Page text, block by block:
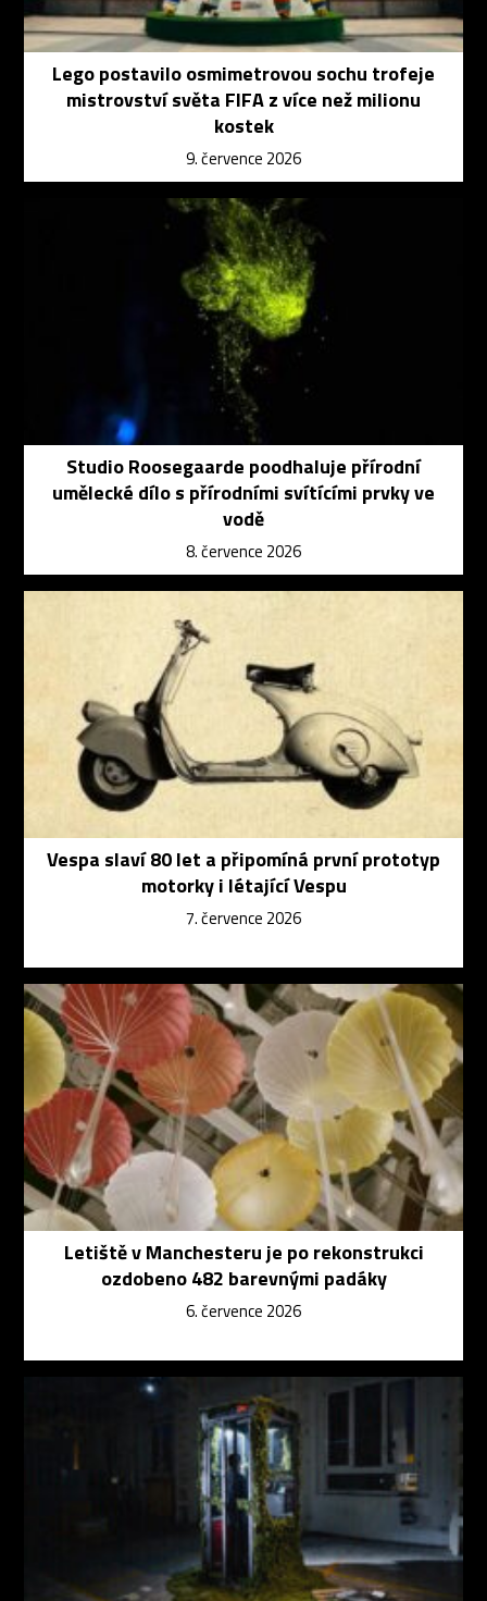
Lego postavilo osmimetrovou sochu trofeje
mistrovství světa FIFA z více než milionu
kostek
9. července 2026
Studio Roosegaarde poodhaluje přírodní
umělecké dílo s přírodními svítícími prvky ve
vodě
8. července 2026
Vespa slaví 80 let a připomíná první prototyp
motorky i létající Vespu
7. července 2026
Letiště v Manchesteru je po rekonstrukci
ozdobeno 482 barevnými padáky
6. července 2026